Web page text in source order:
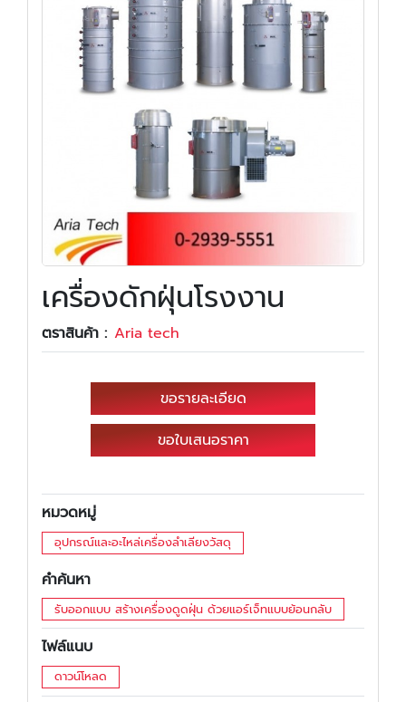
เครื่องดักฝุ่นโรงงาน
ตราสินค้า : Aria tech
ขอรายละเอียด
ขอใบเสนอราคา
หมวดหมู่
อุปกรณ์และอะไหล่เครื่องลำเลียงวัสดุ
คำค้นหา
รับออกแบบ สร้างเครื่องดูดฝุ่น ด้วยแอร์เจ็ทแบบย้อนกลับ
ไฟล์แนบ
ดาวน์โหลด